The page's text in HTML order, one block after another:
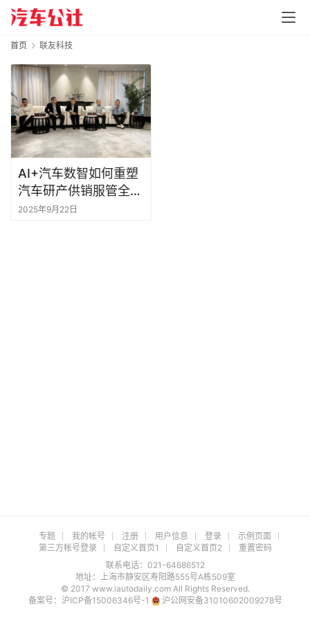
首页 联友科技
AI+汽车数智如何重塑
汽车研产供销服管全
链？联友科技高管们如
2025年9月22日
专题 我的帐号 注册 用户信息 登录
示例页面
第三方帐号登录
自定义首页1 自定义首页2
重置密码
联系电话：021-64686512
地址：上海市静安区寿阳路555号A栋509室
© 2017 www.iautodaily.com All Rights Reserved.
备案号： 沪ICP备15006346号-1 沪公网安备31010602009278号